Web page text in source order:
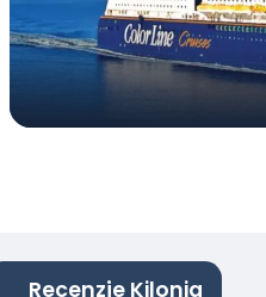
Recenzje Kilonia